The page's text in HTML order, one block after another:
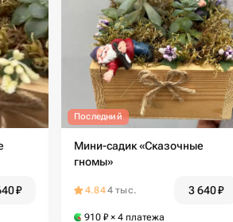
₽
Последний
Мини-садик «Сказочные
гномы»
4.844 тыс. 3 640₽
910 ₽ × 4 платежа